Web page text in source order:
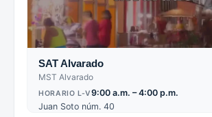
SAT Alvarado
MST Alvarado
HORARIO L-V9:00 a.m. – 4:00 p.m.
Juan Soto núm. 40